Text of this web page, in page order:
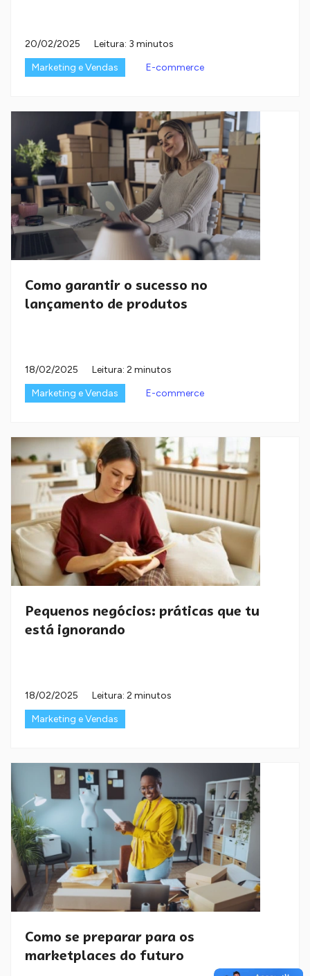
20/02/2025
Leitura: 3 minutos
Marketing e Vendas
E-commerce
Como garantir o sucesso no
lançamento de produtos
18/02/2025
Leitura: 2 minutos
Marketing e Vendas
E-commerce
Pequenos negócios: práticas que tu
está ignorando
18/02/2025
Leitura: 2 minutos
Marketing e Vendas
Como se preparar para os
marketplaces do futuro